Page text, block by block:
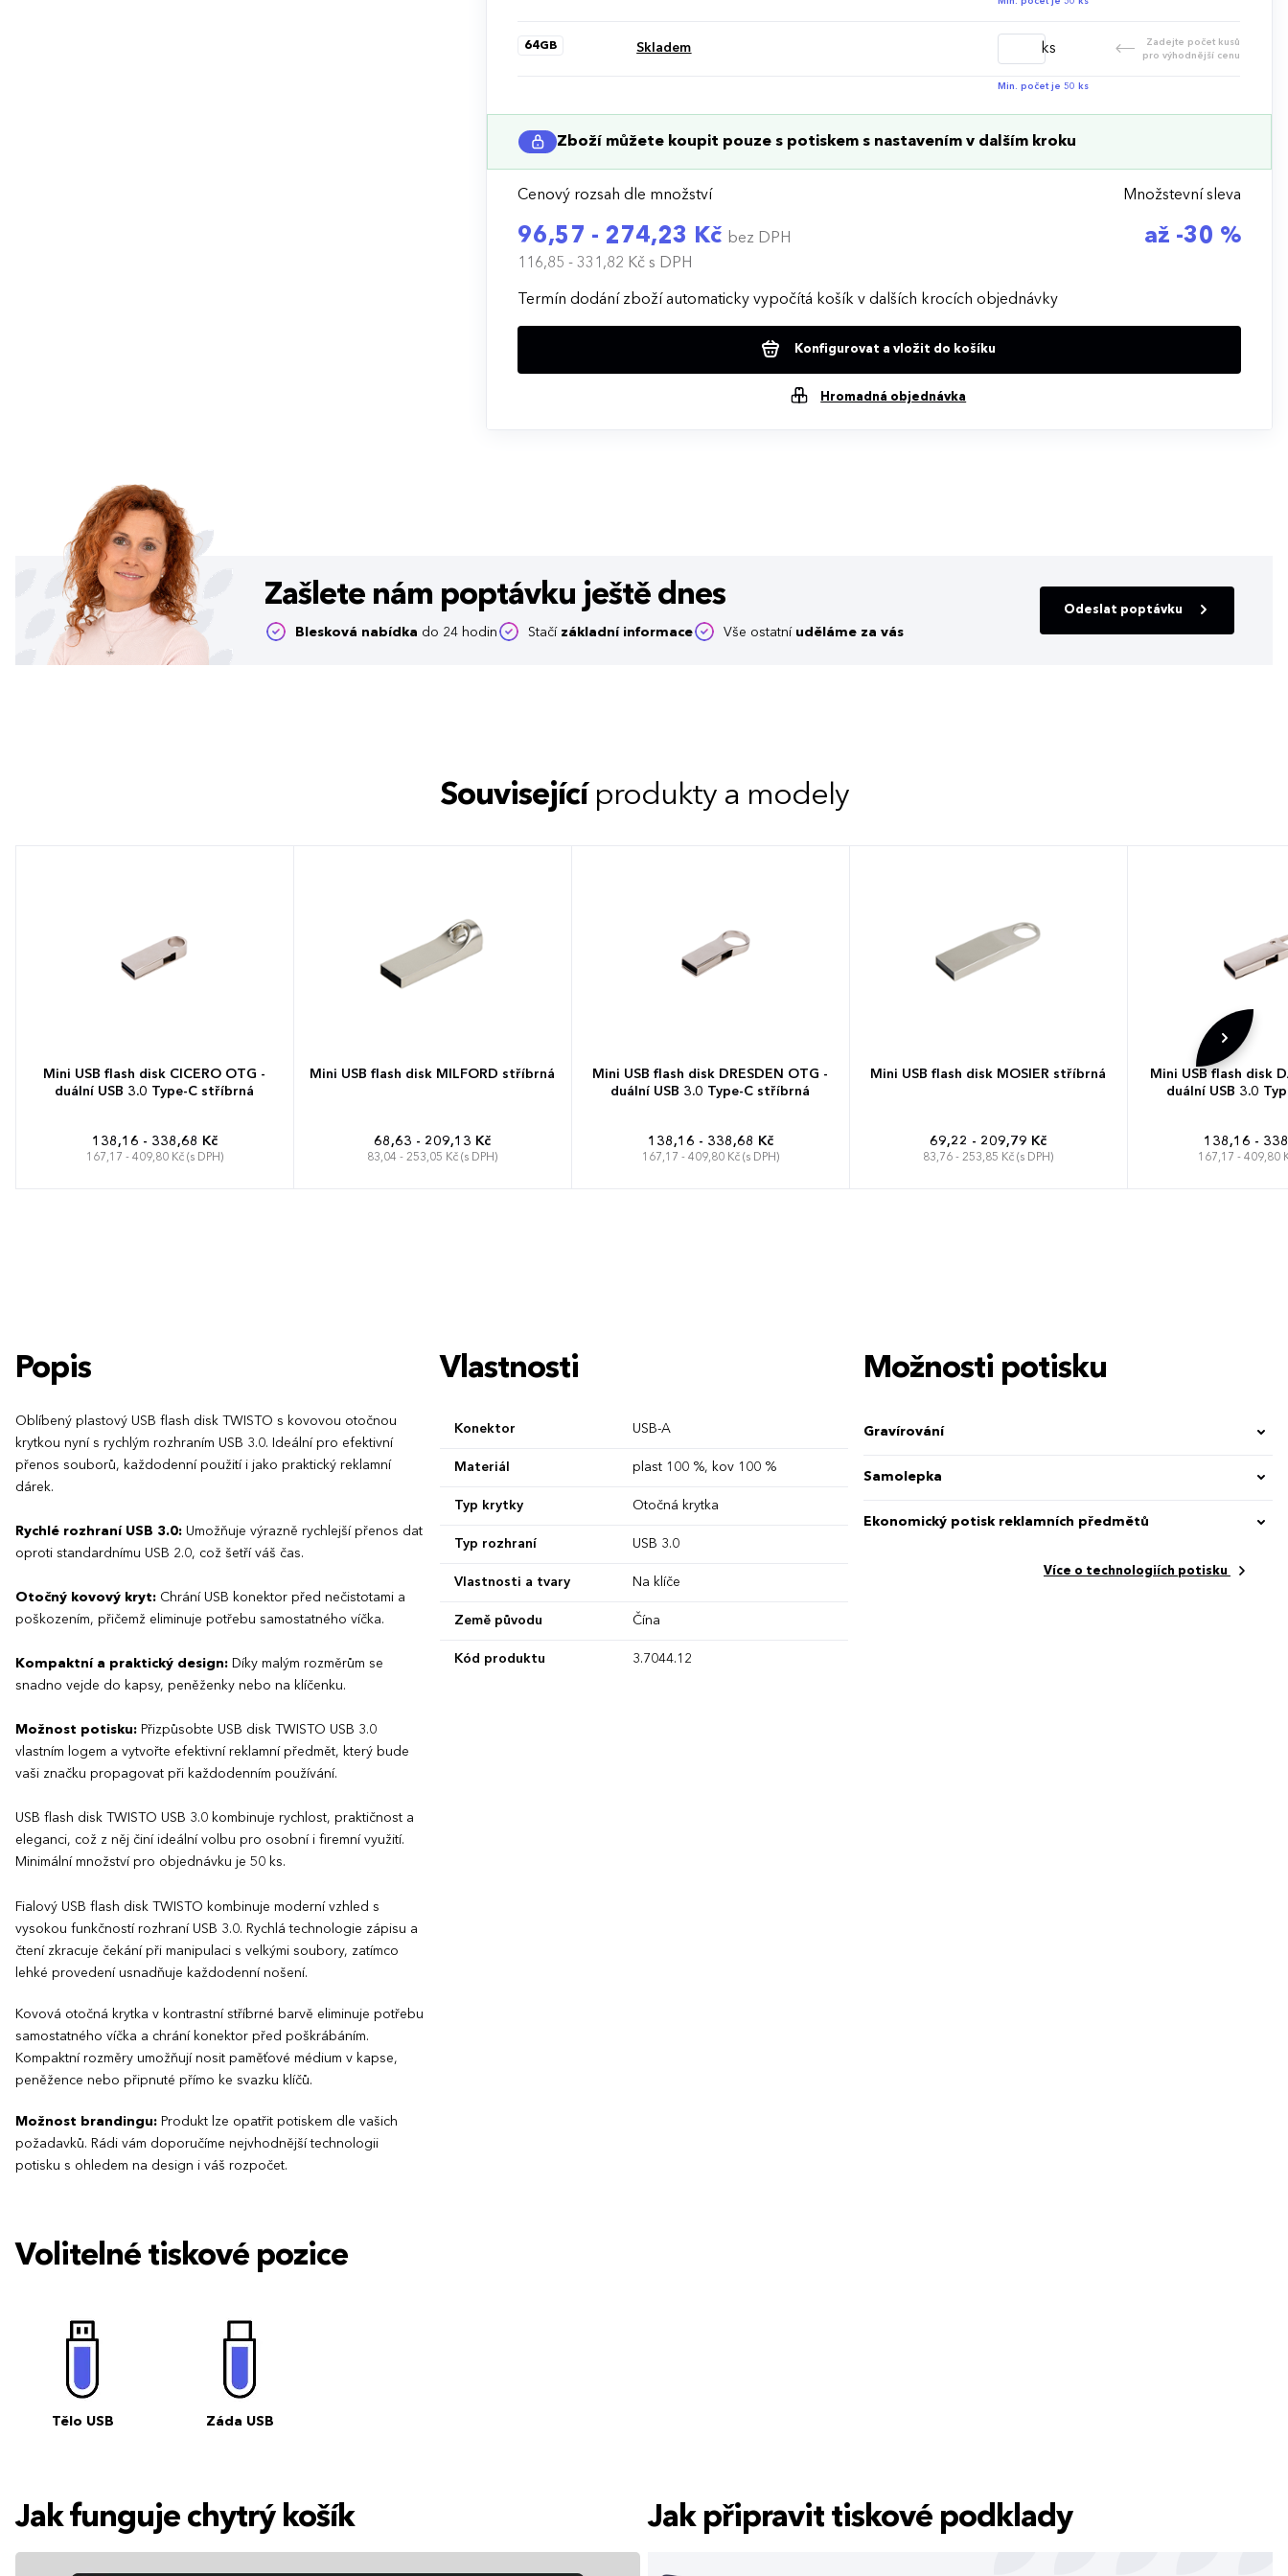
64GB Skladem ks
Zadejte počet kusů
pro výhodnější cenu
Min. počet je 50 ks
Zboží můžete koupit pouze s potiskem s nastavením v dalším kroku
Cenový rozsah dle množství
96,57 - 274,23 Kč bez DPH
116,85 - 331,82 Kčs DPH
Množstevní sleva
až -30 %
Termín dodání zboží automaticky vypočítá košík v dalších krocích objednávky
Konfigurovat a vložit do košíku
Hromadná objednávka
Zašlete nám poptávku ještě dnes
Blesková nabídka do 24 hodin Stačí základní informace Vše ostatní uděláme za vás
Odeslat poptávku
Související produkty a modely
Mini USB flash disk CICERO OTG -
duální USB 3.0 Type-C stříbrná
138,16 - 338,68 Kč
167,17 - 409,80 Kč (s DPH)
Mini USB flash disk MILFORD stříbrná
68,63 - 209,13 Kč
83,04 - 253,05 Kč (s DPH)
Mini USB flash disk DRESDEN OTG -
duální USB 3.0 Type-C stříbrná
138,16 - 338,68 Kč
167,17 - 409,80 Kč (s DPH)
Mini USB flash disk MOSIER stříbrná
69,22 - 209,79 Kč
83,76 - 253,85 Kč (s DPH)
Mini USB flash disk
duální USB 3.0
138,16 -
167,17 - 409,80
Popis
Oblíbený plastový USB flash disk TWISTO s kovovou otočnou
krytkou nyní s rychlým rozhraním USB 3.0. Ideální pro efektivní
přenos souborů, každodenní použití i jako praktický reklamní
dárek.
Rychlé rozhraní USB 3.0: Umožňuje výrazně rychlejší přenos dat
oproti standardnímu USB 2.0, což šetří váš čas.
Otočný kovový kryt: Chrání USB konektor před nečistotami a
poškozením, přičemž eliminuje potřebu samostatného víčka.
Kompaktní a praktický design: Díky malým rozměrům se
snadno vejde do kapsy, peněženky nebo na klíčenku.
Možnost potisku: Přizpůsobte USB disk TWISTO USB 3.0
vlastním logem a vytvořte efektivní reklamní předmět, který bude
vaši značku propagovat při každodenním používání.
USB flash disk TWISTO USB 3.0 kombinuje rychlost, praktičnost a
eleganci, což z něj činí ideální volbu pro osobní i firemní využití.
Minimální množství pro objednávku je 50 ks.
Fialový USB flash disk TWISTO kombinuje moderní vzhled s
vysokou funkčností rozhraní USB 3.0. Rychlá technologie zápisu a
čtení zkracuje čekání při manipulaci s velkými soubory, zatímco
lehké provedení usnadňuje každodenní nošení.
Kovová otočná krytka v kontrastní stříbrné barvě eliminuje potřebu
samostatného víčka a chrání konektor před poškrábáním.
Kompaktní rozměry umožňují nosit paměťové médium v kapse,
peněžence nebo připnuté přímo ke svazku klíčů.
Možnost brandingu: Produkt lze opatřit potiskem dle vašich
požadavků. Rádi vám doporučíme nejvhodnější technologii
potisku s ohledem na design i váš rozpočet.
Vlastnosti
Konektor USB-A
Materiál plast 100 %, kov 100 %
Typ krytky Otočná krytka
Typ rozhraní USB 3.0
Vlastnosti a tvary Na klíče
Země původu Čína
Kód produktu 3.7044.12
Možnosti potisku
Gravírování
Samolepka
Ekonomický potisk reklamních předmětů
Více o technologiích potisku
Volitelné tiskové pozice
Tělo USB Záda USB
Jak funguje chytrý košík Jak připravit tiskové podklady